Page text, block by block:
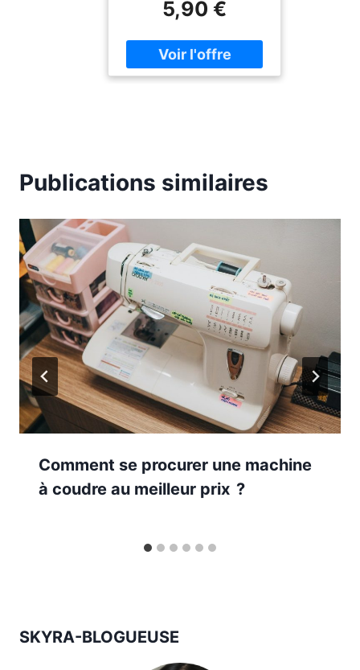
français pour Magic The
Gathering . Dès 13 ans.
5,90 €
Publications similaires
Comment se procurer une machine
à coudre au meilleur prix ?
SKYRA-BLOGUEUSE